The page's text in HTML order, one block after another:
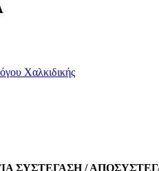
Χαλκιδικής
ΣΥΣΤΕΓΑΣΗ /